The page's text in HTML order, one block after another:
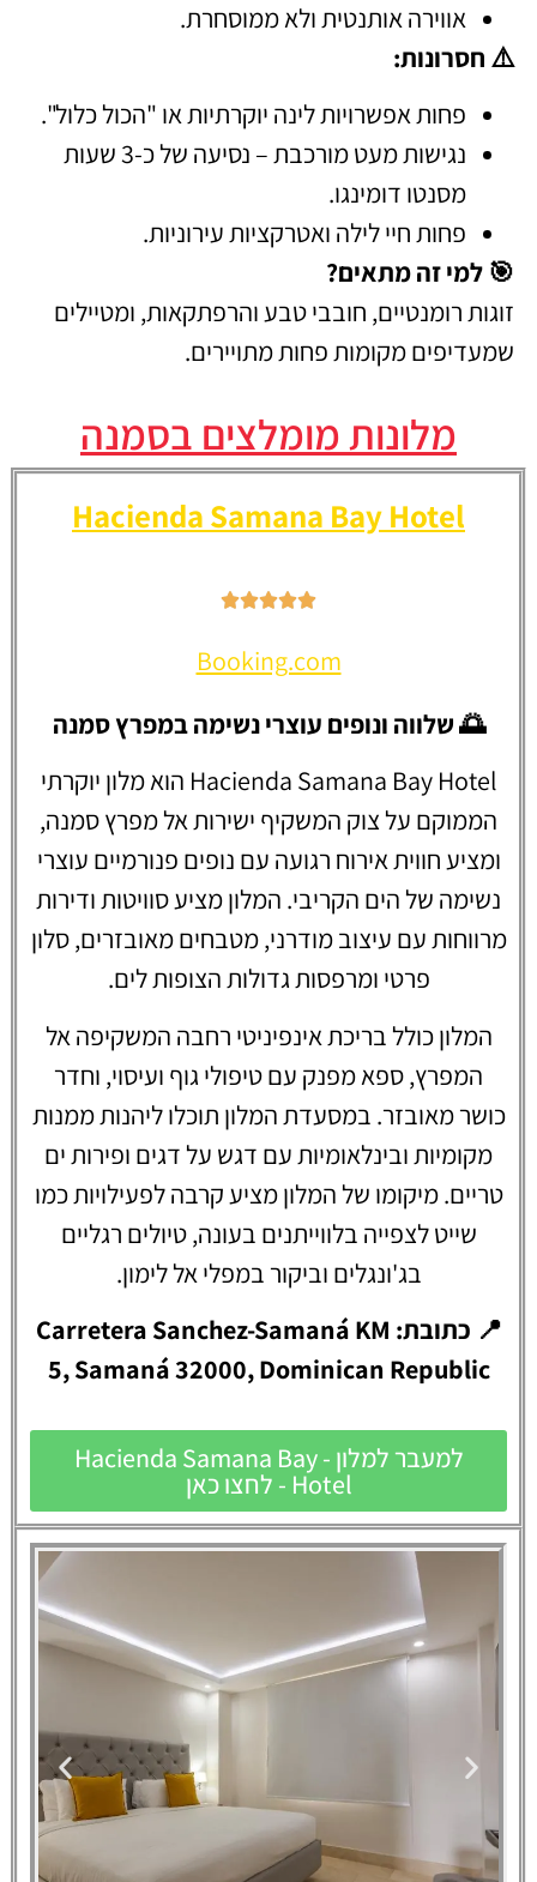
אווירה אותנטית ולא ממוסחרת.
⚠️ חסרונות:
פחות אפשרויות לינה יוקרתיות או "הכול כלול".
נגישות מעט מורכבת – נסיעה של כ-3 שעות
מסנטו דומינגו.
פחות חיי לילה ואטרקציות עירוניות.
🎯 למי זה מתאים?
זוגות רומנטיים, חובבי טבע והרפתקאות, ומטיילים
שמעדיפים מקומות פחות מתויירים.
מלונות מומלצים בסמנה
Hacienda Samana Bay Hotel
Booking.com
🌅 שלווה ונופים עוצרי נשימה במפרץ סמנה
Hacienda Samana Bay Hotel הוא מלון יוקרתי
הממוקם על צוק המשקיף ישירות אל מפרץ סמנה,
ומציע חווית אירוח רגועה עם נופים פנורמיים עוצרי
נשימה של הים הקריבי. המלון מציע סוויטות ודירות
מרווחות עם עיצוב מודרני, מטבחים מאובזרים, סלון
פרטי ומרפסות גדולות הצופות לים.
המלון כולל בריכת אינפיניטי רחבה המשקיפה אל
המפרץ, ספא מפנק עם טיפולי גוף ועיסוי, וחדר
כושר מאובזר. במסעדת המלון תוכלו ליהנות ממנות
מקומיות ובינלאומיות עם דגש על דגים ופירות ים
טריים. מיקומו של המלון מציע קרבה לפעילויות כמו
שייט לצפייה בלווייתנים בעונה, טיולים רגליים
בג'ונגלים וביקור במפלי אל לימון.
📍 כתובת: Carretera Sanchez-Samaná KM
5, Samaná 32000, Dominican Republic
למעבר למלון - Hacienda Samana Bay
Hotel - לחצו כאן